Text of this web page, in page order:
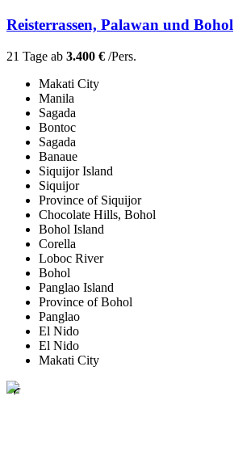
Reisterrassen, Palawan und Bohol
21 Tage ab 3.400 € /Pers.
Makati City
Manila
Sagada
Bontoc
Sagada
Banaue
Siquijor Island
Siquijor
Province of Siquijor
Chocolate Hills, Bohol
Bohol Island
Corella
Loboc River
Bohol
Panglao Island
Province of Bohol
Panglao
El Nido
El Nido
Makati City